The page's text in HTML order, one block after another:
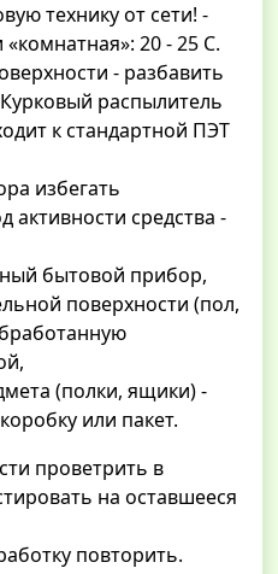
технику от сети! -
20 - 25 С.
- разбавить
распылитель
к стандартной ПЭТ
избегать
активности средства -
бытовой прибор,
поверхности (пол,
(полки, ящики) -
или пакет.
проветрить в
на оставшееся
повторить.